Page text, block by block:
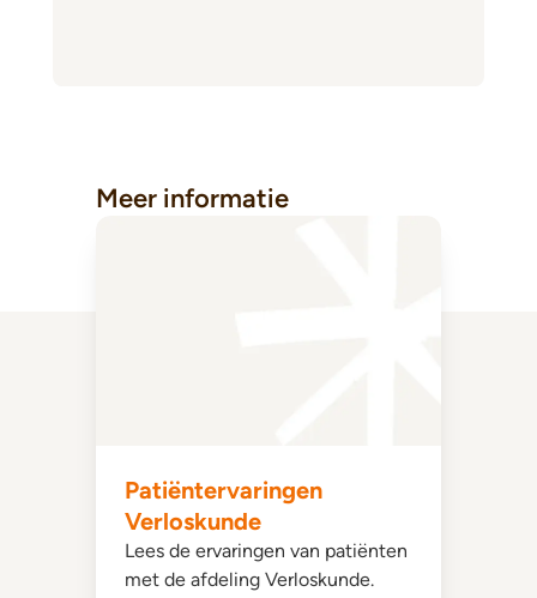
Meer informatie
Patiëntervaringen
Verloskunde
Lees de ervaringen van patiënten
met de afdeling Verloskunde.